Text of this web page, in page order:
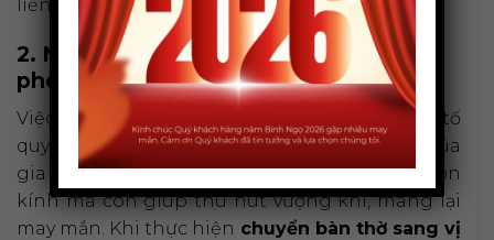
liền mạch, ổn định.
2. Những vị trí đặt bàn thờ mới hợp
phong thủy, thu hút tài lộc
Việc lựa chọn vị trí mới để đặt bàn thờ là yếu tố
quyết định đến sự hưng thịnh và bình an của
gia đình. Một vị trí tốt không chỉ thể hiện sự tôn
kính mà còn giúp thu hút vượng khí, mang lại
may mắn. Khi thực hiện chuyển bàn thờ sang vị